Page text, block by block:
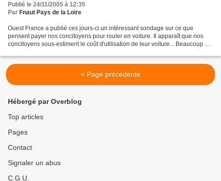
Publié le 24/11/2005 à 12:35
Par Fnaut Pays de la Loire
Ouest France a publié ces jours-ci un intéressant sondage sur ce que
pensent payer nos concitoyens pour rouler en voiture. Il apparaît que nos
concitoyens sous-estiment le coût d'utilisation de leur voiture... Beaucoup de
< Page précédente
Hébergé par Overblog
Top articles
Pages
Contact
Signaler un abus
C.G.U.